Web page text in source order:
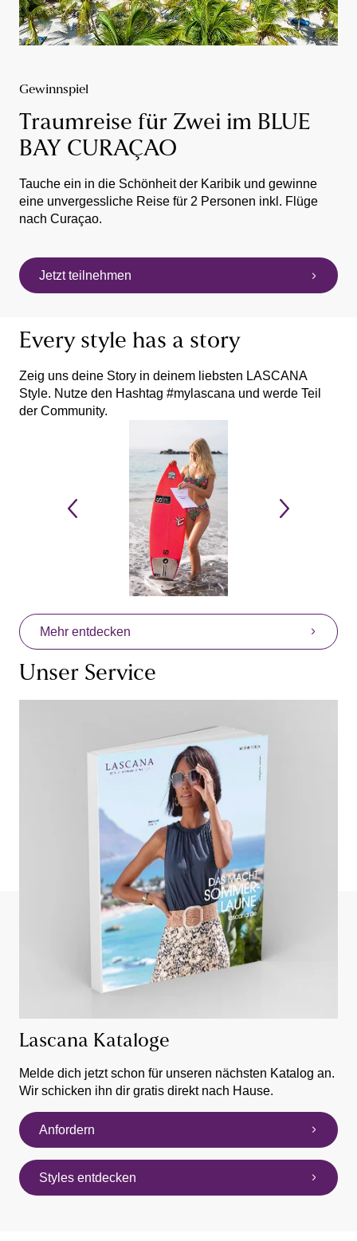
Gewinnspiel
Traumreise für Zwei im BLUE
BAY CURAÇAO
Tauche ein in die Schönheit der Karibik und gewinne
eine unvergessliche Reise für 2 Personen inkl. Flüge
nach Curaçao.
Jetzt teilnehmen
Every style has a story
Zeig uns deine Story in deinem liebsten LASCANA
Style. Nutze den Hashtag #mylascana und werde Teil
der Community.
Mehr entdecken
Unser Service
Lascana Kataloge
Melde dich jetzt schon für unseren nächsten Katalog an.
Wir schicken ihn dir gratis direkt nach Hause.
Anfordern
Styles entdecken